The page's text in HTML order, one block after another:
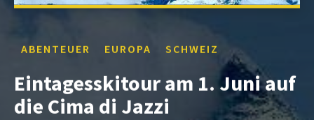
ABENTEUER EUROPA SCHWEIZ
Eintagesskitour am 1. Juni auf
die Cima di Jazzi